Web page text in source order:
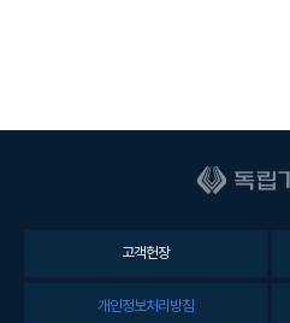
고객헌장
개인정보처리방침